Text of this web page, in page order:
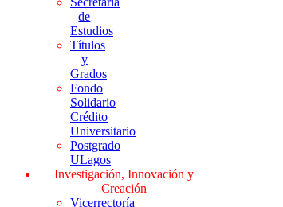
de
Estudios
Títulos
y
Grados
Fondo
Solidario
Crédito
Universitario
Postgrado
ULagos
Investigación, Innovación y
Creación
Vicerrectoría